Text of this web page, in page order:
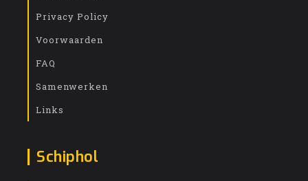
Privacy Policy
Voorwaarden
FAQ
Samenwerken
Links
Schiphol